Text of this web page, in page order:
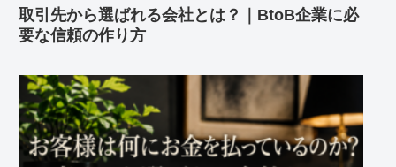
取引先から選ばれる会社とは？｜BtoB企業に必
要な信頼の作り方